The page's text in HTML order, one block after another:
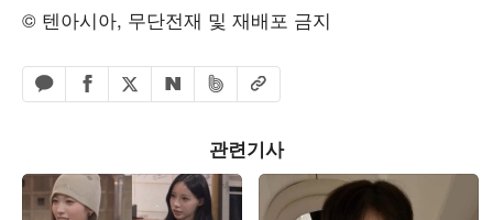
© 텐아시아, 무단전재 및 재배포 금지
카카오톡 공유하기
페이스북 공유하기
엑스 공유하기
네이버 공유하기
밴드 공유하기
URL복사
관련기사